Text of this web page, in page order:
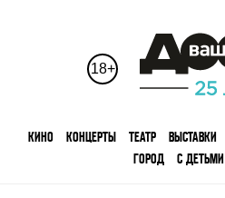
18+
КИНО КОНЦЕРТЫ ТЕАТР ВЫСТАВКИ
ГОРОД
С ДЕТЬМИ